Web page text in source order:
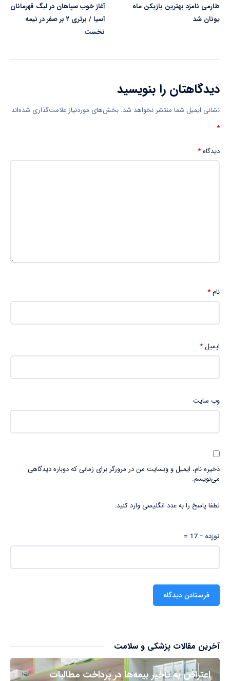
طارمی نامزد بهترین بازیکن ماه
یونان شد
آغاز خوب سپاهان در لیگ قهرمانان
آسیا / برتری ۲ بر صفر در نیمه
نخست
دیدگاهتان را بنویسید
نشانی ایمیل شما منتشر نخواهد شد. بخش‌های موردنیاز علامت‌گذاری شده‌اند
*
دیدگاه*
نام*
ایمیل*
وب‌ سایت
ذخیره نام، ایمیل و وبسایت من در مرورگر برای زمانی که دوباره دیدگاهی
می‌نویسم.
لطفا پاسخ را به عدد انگلیسی وارد کنید:
نوزده − 17 =
آخرین مقالات پزشکی و سلامت
اعتراض به تأخیر بیمه‌ها در پرداخت مطالبات